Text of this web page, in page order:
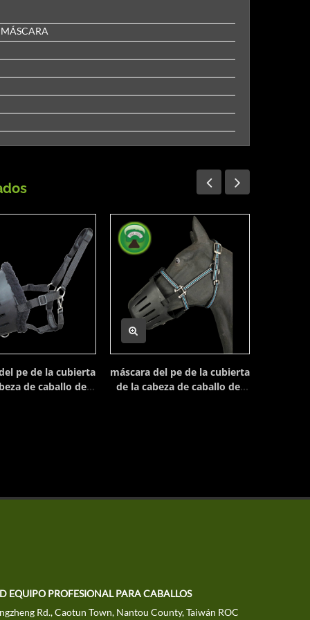
pe de la cubierta
de caballo del
máscara del pe de la cubierta
de la cabeza de caballo del
EQUIPO PROFESIONAL PARA CABALLOS
Rd., Caotun Town, Nantou County, Taiwán ROC